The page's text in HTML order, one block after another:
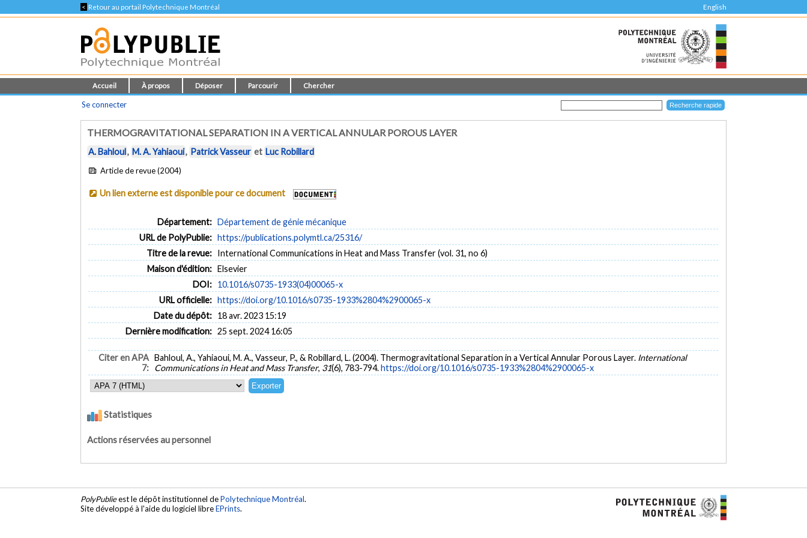
< Retour au portail Polytechnique Montréal English
Accueil À propos Déposer Parcourir Chercher
Se connecter
THERMOGRAVITATIONAL SEPARATION IN A VERTICAL ANNULAR POROUS LAYER
A. Bahloul, M. A. Yahiaoui, Patrick Vasseur et Luc Robillard
Article de revue (2004)
Un lien externe est disponible pour ce document
Département: Département de génie mécanique
URL de PolyPublie: https://publications.polymtl.ca/25316/
Titre de la revue: International Communications in Heat and Mass Transfer (vol. 31, no 6)
Maison d'édition: Elsevier
DOI: 10.1016/s0735-1933(04)00065-x
URL officielle: https://doi.org/10.1016/s0735-1933%2804%2900065-x
Date du dépôt: 18 avr. 2023 15:19
Dernière modification: 25 sept. 2024 16:05
Citer en APA
7:
Bahloul, A., Yahiaoui, M. A., Vasseur, P., & Robillard, L. (2004). Thermogravitational Separation in a Vertical Annular Porous Layer. International
Communications in Heat and Mass Transfer, 31(6), 783-794.https://doi.org/10.1016/s0735-1933%2804%2900065-x
Statistiques
Actions réservées au personnel
PolyPublieest le dépôt institutionnel dePolytechnique Montréal.
Site développé à l'aide du logiciel libreEPrints.